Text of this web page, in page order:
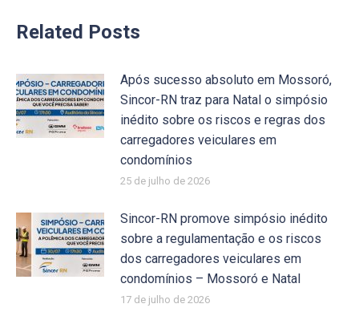
Related Posts
Após sucesso absoluto em Mossoró,
Sincor-RN traz para Natal o simpósio
inédito sobre os riscos e regras dos
carregadores veiculares em
condomínios
25 de julho de 2026
Sincor-RN promove simpósio inédito
sobre a regulamentação e os riscos
dos carregadores veiculares em
condomínios – Mossoró e Natal
17 de julho de 2026